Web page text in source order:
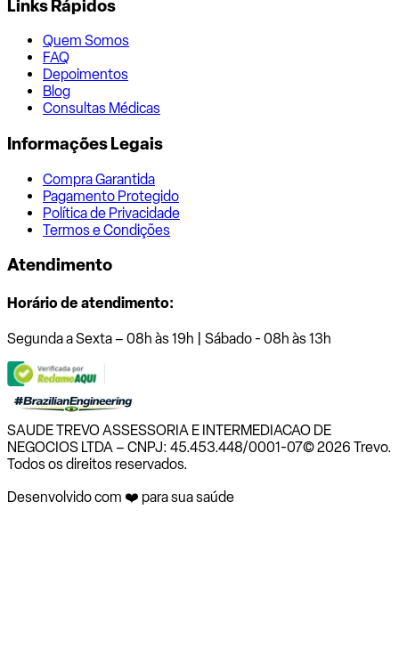
Links Rápidos
Quem Somos
FAQ
Depoimentos
Blog
Consultas Médicas
Informações Legais
Compra Garantida
Pagamento Protegido
Política de Privacidade
Termos e Condições
Atendimento
Horário de atendimento:
Segunda a Sexta – 08h às 19h | Sábado - 08h às 13h
SAUDE TREVO ASSESSORIA E INTERMEDIACAO DE
NEGOCIOS LTDA – CNPJ: 45.453.448/0001-07© 2026 Trevo.
Todos os direitos reservados.
Desenvolvido com ❤️ para sua saúde